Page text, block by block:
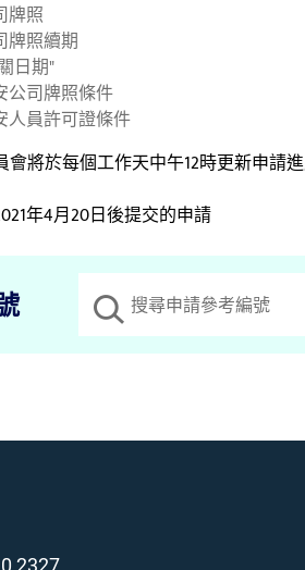
牌照
牌照續期
日期"
公司牌照條件
人員許可證條件
將於每個工作天中午12時更新申請
年4月20日後提交的申請
2327